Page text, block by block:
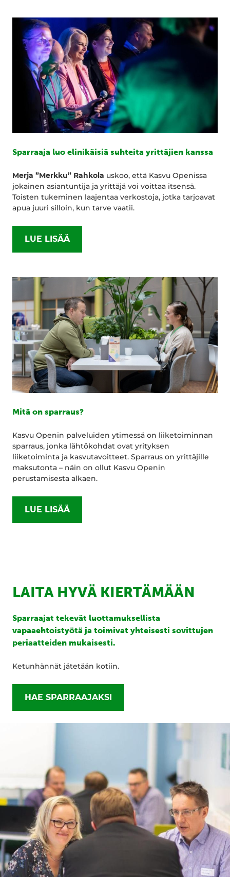
Sparraaja luo elinikäisiä suhteita yrittäjien kanssa
Merja ”Merkku” Rahkola uskoo, että Kasvu Openissa
jokainen asiantuntija ja yrittäjä voi voittaa itsensä.
Toisten tukeminen laajentaa verkostoja, jotka tarjoavat
apua juuri silloin, kun tarve vaatii.
LUE LISÄÄ
Mitä on sparraus?
Kasvu Openin palveluiden ytimessä on liiketoiminnan
sparraus, jonka lähtökohdat ovat yrityksen
liiketoiminta ja kasvutavoitteet. Sparraus on yrittäjille
maksutonta – näin on ollut Kasvu Openin
perustamisesta alkaen.
LUE LISÄÄ
LAITA HYVÄ KIERTÄMÄÄN
Sparraajat tekevät luottamuksellista
vapaaehtoistyötä ja toimivat yhteisesti sovittujen
periaatteiden mukaisesti.
Ketunhännät jätetään kotiin.
HAE SPARRAAJAKSI